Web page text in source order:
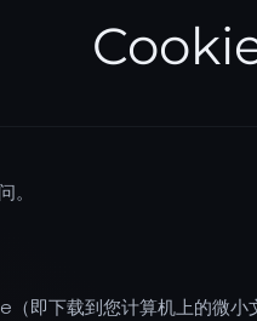
即下载到您计算机上的微